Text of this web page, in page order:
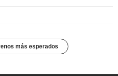
más esperados